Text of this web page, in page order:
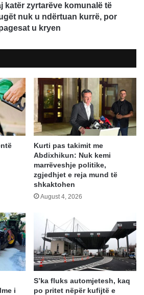
katër zyrtarëve komunalë të
nuk u ndërtuan kurrë, por
u kryen
Kurti pas takimit me
Abdixhikun: Nuk kemi
marrëveshje politike,
zgjedhjet e reja mund të
shkaktohen
August 4, 2026
i
S’ka fluks automjetesh, kaq
po pritet nëpër kufijtë e